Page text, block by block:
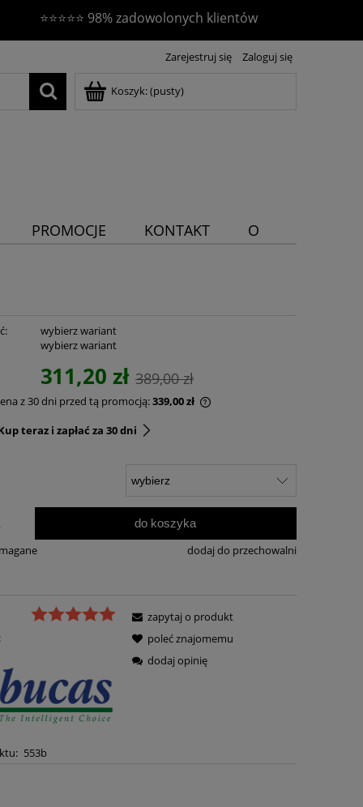
⭐⭐⭐⭐⭐ 98% zadowolonych klientów
Zarejestruj się Zaloguj się
Koszyk:(pusty)
PROMOCJE KONTAKT
O
wybierz wariant
wybierz wariant
311,20 zł 389,00 zł
z 30 dni przed tą promocją:339,00 zł
teraz i zapłać za 30 dni
do koszyka
dodaj do przechowalni
553b
zapytaj o produkt
poleć znajomemu
dodaj opinię